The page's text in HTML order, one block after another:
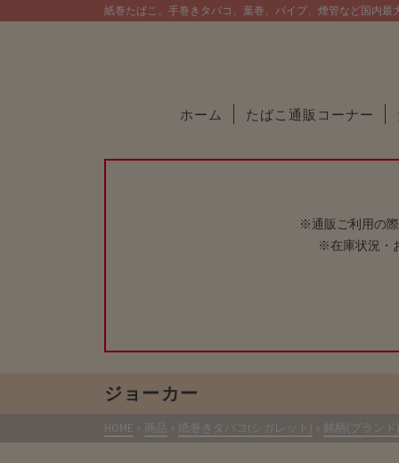
紙巻たばこ、手巻きタバコ、葉巻、パイプ、煙管など国内
ホーム たばこ通販コーナー
※通販ご利用の
※在庫状況・
ジョーカー
HOME » 商品 » 紙巻きタバコ(シガレット) » 銘柄(ブランド